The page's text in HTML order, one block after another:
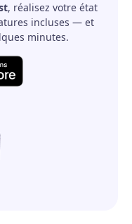
, réalisez votre état
incluses — et
minutes.